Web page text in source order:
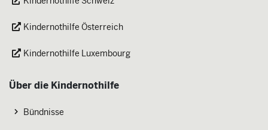
Kindernothilfe Österreich
Kindernothilfe Luxembourg
Über die Kindernothilfe
Bündnisse